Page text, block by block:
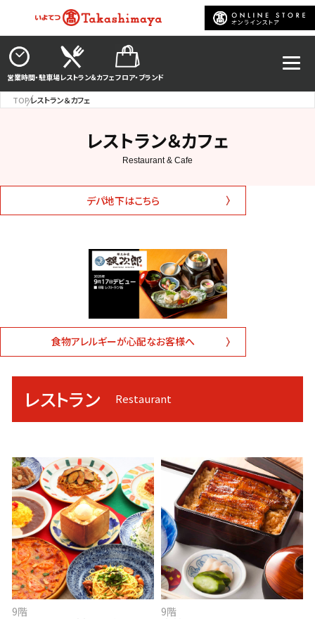
営業時間・駐車場レストラン＆カフェフロア・ブランド
TOPレストラン＆カフェ
レストラン＆カフェ
デパ地下はこちら
食物アレルギーが心配なお客様へ
レストラン
イタリア家庭料理 元祖にんにくや
9階 小椋
9階